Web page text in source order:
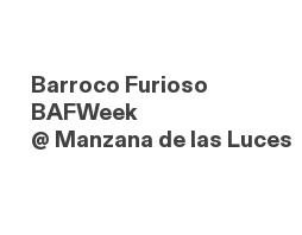
Barroco Furioso
BAFWeek
@ Manzana de las Luces